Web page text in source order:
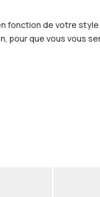
fonction de votre
pour que vous vous